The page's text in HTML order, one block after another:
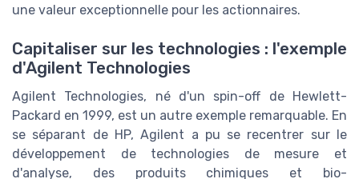
une valeur exceptionnelle pour les actionnaires.
Capitaliser sur les technologies : l'exemple
d'Agilent Technologies
Agilent Technologies, né d'un spin-off de Hewlett-
Packard en 1999, est un autre exemple remarquable. En
se séparant de HP, Agilent a pu se recentrer sur le
développement de technologies de mesure et
d'analyse, des produits chimiques et bio-